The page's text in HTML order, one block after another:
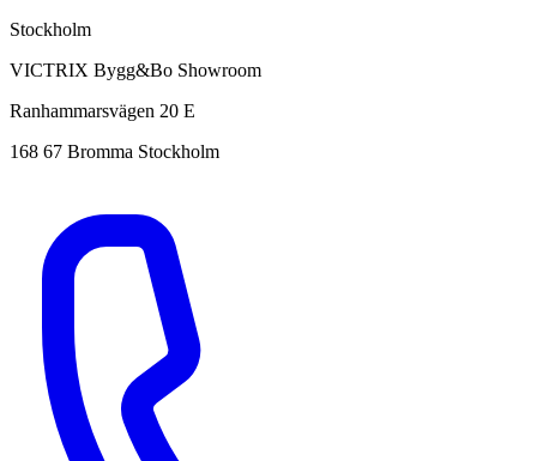
Stockholm
VICTRIX Bygg&Bo Showroom
Ranhammarsvägen 20 E
168 67 Bromma Stockholm